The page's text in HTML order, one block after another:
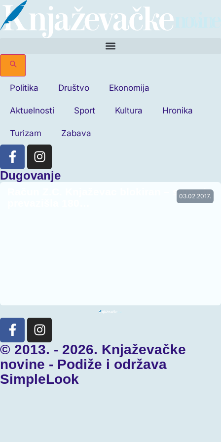
Politika Društvo Ekonomija
Aktuelnosti Sport Kultura Hronika
Turizam Zabava
Dugovanje
03.02.2017.
Račun Z.C. Knjaževac blokiran – suma je
© 2013. - 2026. Knjaževačke
novine - Podiže i održava
SimpleLook